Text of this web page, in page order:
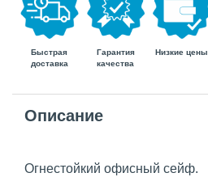
Быстрая
доставка
Гарантия
качества
Низкие цены
Описание
Огнестойкий офисный сейф.